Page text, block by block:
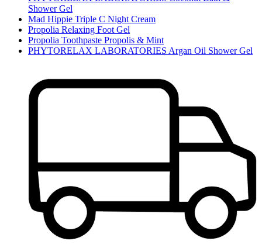
Shower Gel
Mad Hippie Triple C Night Cream
Propolia Relaxing Foot Gel
Propolia Toothpaste Propolis & Mint
PHYTORELAX LABORATORIES Argan Oil Shower Gel